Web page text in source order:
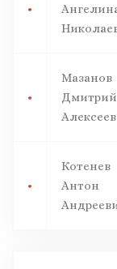
Мазанов
Дмитрий
Котенев
Антон